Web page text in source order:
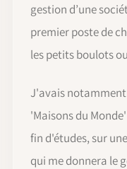
gestion d’une
premier poste de
les petits boulots
J'avais
'Maisons du
fin d'études, sur
qui me donnera le